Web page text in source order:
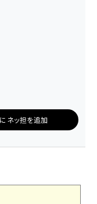
ネッ担を追加